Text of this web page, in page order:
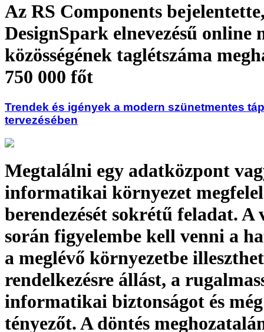
Az RS Components
DesignSpark elnevezésű online
közösségének taglétszáma
750 000 főt
Trendek és igények a modern szünetmentes
tervezésében
Megtalálni egy adatközpont
informatikai környezet
berendezését sokrétű feladat. A
során figyelembe kell venni a
a meglévő környezetbe
rendelkezésre állást, a
informatikai biztonságot és
tényezőt. A döntés